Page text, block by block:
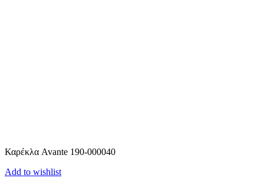
Καρέκλα Avante 190-000040
Add to wishlist